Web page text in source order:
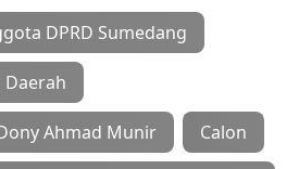
DPRD Sumedang
Daerah
Ahmad Munir Calon